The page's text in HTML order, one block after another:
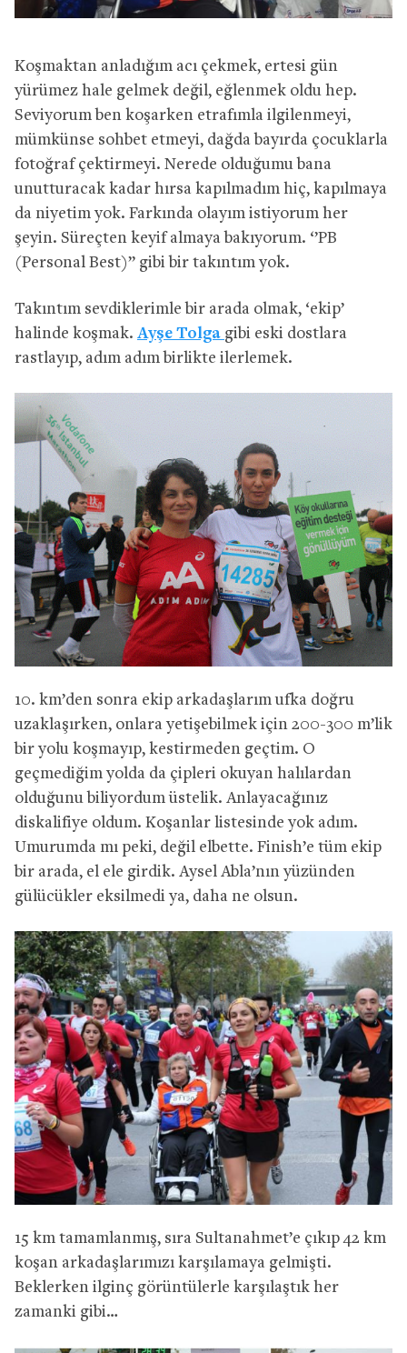
Koşmaktan anladığım acı çekmek, ertesi gün
yürümez hale gelmek değil, eğlenmek oldu hep.
Seviyorum ben koşarken etrafımla ilgilenmeyi,
mümkünse sohbet etmeyi, dağda bayırda çocuklarla
fotoğraf çektirmeyi. Nerede olduğumu bana
unutturacak kadar hırsa kapılmadım hiç, kapılmaya
da niyetim yok. Farkında olayım istiyorum her
şeyin. Süreçten keyif almaya bakıyorum. ‘’PB
(Personal Best)’’ gibi bir takıntım yok.
Takıntım sevdiklerimle bir arada olmak, ‘ekip’
halinde koşmak. Ayşe Tolga gibi eski dostlara
rastlayıp, adım adım birlikte ilerlemek.
10. km’den sonra ekip arkadaşlarım ufka doğru
uzaklaşırken, onlara yetişebilmek için 200-300 m’lik
bir yolu koşmayıp, kestirmeden geçtim. O
geçmediğim yolda da çipleri okuyan halılardan
olduğunu biliyordum üstelik. Anlayacağınız
diskalifiye oldum. Koşanlar listesinde yok adım.
Umurumda mı peki, değil elbette. Finish’e tüm ekip
bir arada, el ele girdik. Aysel Abla’nın yüzünden
gülücükler eksilmedi ya, daha ne olsun.
15 km tamamlanmış, sıra Sultanahmet’e çıkıp 42 km
koşan arkadaşlarımızı karşılamaya gelmişti.
Beklerken ilginç görüntülerle karşılaştık her
zamanki gibi…